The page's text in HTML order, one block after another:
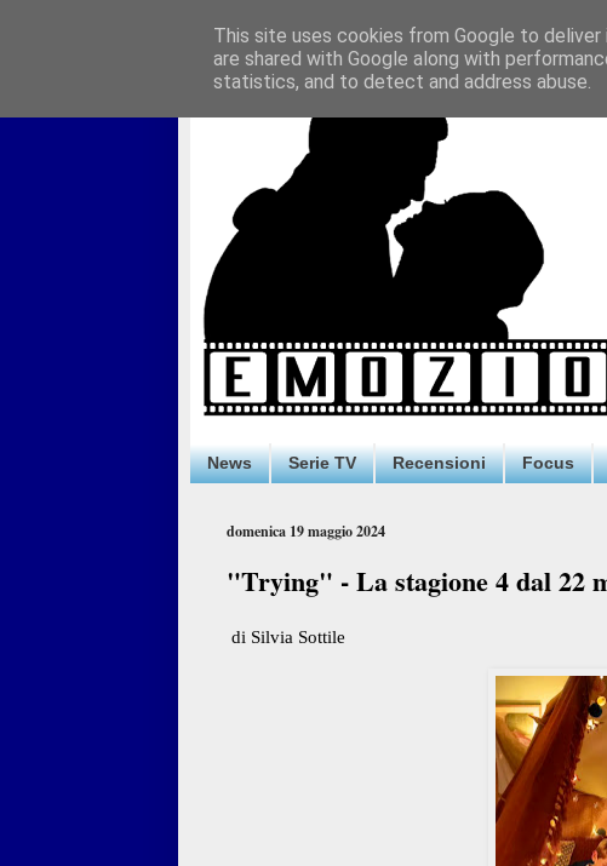
News Serie TV Recensioni Focus
domenica 19 maggio 2024
"Trying" - La stagione 4 dal 22
di Silvia Sottile
This site uses cookies from Google to
are shared with Google along with
statistics, and to detect and address abuse.